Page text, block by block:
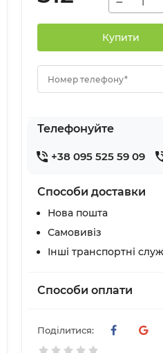
Купити
Номер телефону*
Телефонуйте
+38 095 525 59 09
Способи доставки
Нова пошта
Самовивіз
Інші транспортні
Способи оплати
Поділитися: